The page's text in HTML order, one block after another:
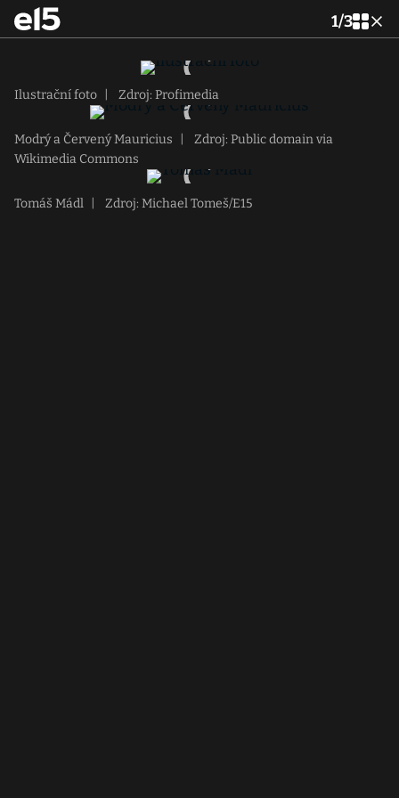
1/3
Ilustrační foto Zdroj: Profimedia
Modrý a Červený Mauricius
Zdroj: Public domain via
Wikimedia Commons
Tomáš Mádl Zdroj: Michael Tomeš/E15